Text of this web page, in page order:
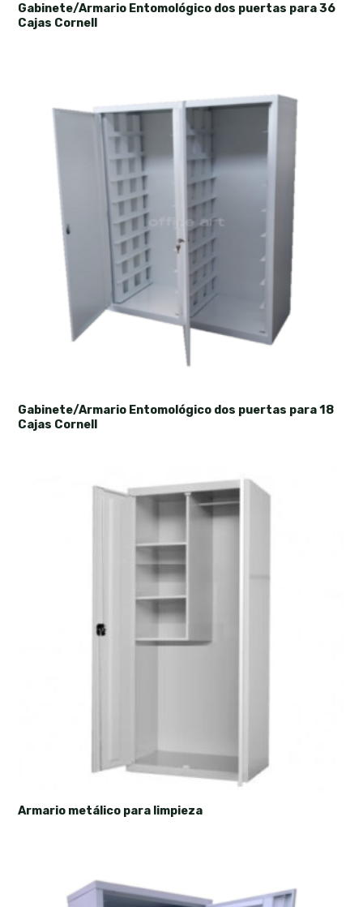
Gabinete/Armario Entomológico dos puertas para 36
Cajas Cornell
Gabinete/Armario Entomológico dos puertas para 18
Cajas Cornell
Armario metálico para limpieza